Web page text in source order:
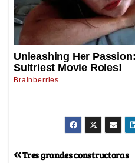
Tres grandes constructoras